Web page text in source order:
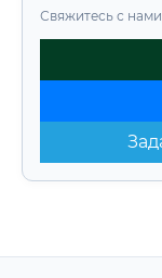
Свяжитесь с